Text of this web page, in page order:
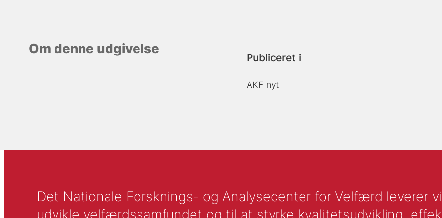
Om denne udgivelse
Publiceret i
AKF nyt
Det Nationale Forsknings- og Analysecenter for Velfærd leverer
udvikle velfærdssamfundet og til at styrke kvalitetsudvikling,